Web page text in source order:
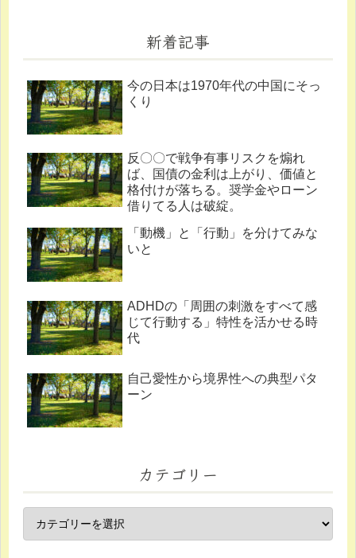
新着記事
今の日本は1970年代の中国にそっ
くり
反〇〇で戦争有事リスクを煽れ
ば、国債の金利は上がり、価値と
格付けが落ちる。奨学金やローン
借りてる人は破綻。
「動機」と「行動」を分けてみな
いと
ADHDの「周囲の刺激をすべて感
じて行動する」特性を活かせる時
代
自己愛性から境界性への典型パタ
ーン
カテゴリー